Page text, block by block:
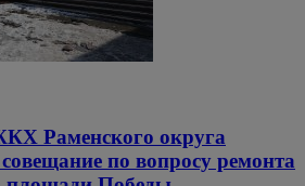
Раменского округа
по вопросу ремонта